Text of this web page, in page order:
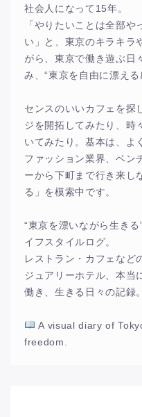
社会人になって15年。
「やりたいことは全部
い」と、東京のキラキラ
がら、東京で働き遊ぶ日
み、“東京を自由に漂える
センスのいいカフェを探
ジを開拓してみたり、時
いてみたり。基本は、よ
ファッション業界、ベン
ーから下町まで行き来し
る」を模索中です。
“東京を漂いながら生き
イフスタイルログ。
レストラン・カフェなど
ジュアリーホテル、本当
働き、生きる日々の記録。
A visual diary of
freedom.